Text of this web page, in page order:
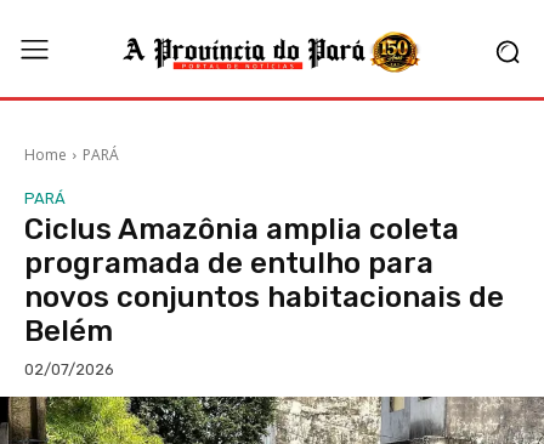
Home PARÁ
PARÁ
Ciclus Amazônia amplia coleta
programada de entulho para
novos conjuntos habitacionais de
Belém
02/07/2026